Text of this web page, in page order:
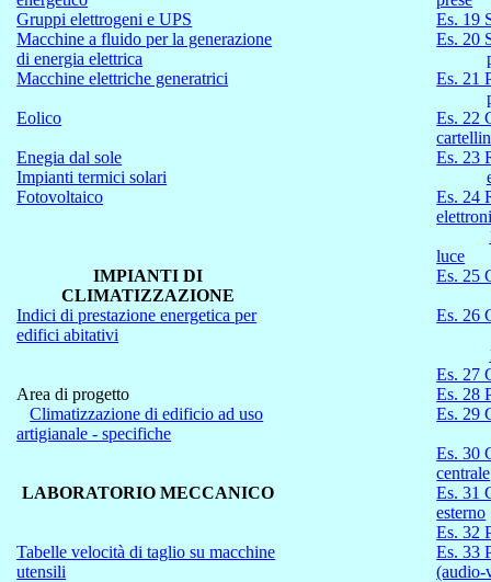
Gruppi elettrogeni e UPS
Es. 19
Macchine a fluido per la generazione
di energia elettrica
Es. 20
Macchine elettriche generatrici
Es. 21
Eolico
Es. 22
Enegia dal sole
Impianti termici solari
Es. 23
Fotovoltaico
Es. 24
luce
IMPIANTI DI
CLIMATIZZAZIONE
Es. 25
Indici di prestazione energetica per
edifici abitativi
Es. 26
Es. 27
Area di progetto
Es. 28
Climatizzazione di edificio ad uso
artigianale - specifiche
Es. 29
Es. 30
centrale
LABORATORIO MECCANICO
Es. 31
esterno
Es. 32
Tabelle velocità di taglio su macchine
utensili
Es. 33
(audio-